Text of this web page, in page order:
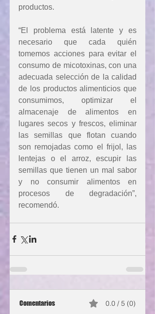
productos.
“El problema está latente y es
necesario que cada quién
tomemos acciones para evitar el
consumo de micotoxinas, con una
adecuada selección de la calidad
de los productos alimenticios que
consumimos, optimizar el
almacenaje de alimentos en
lugares secos y frescos, eliminar
las semillas que flotan cuando
son remojadas como el frijol, las
lentejas o el arroz, escupir las
semillas que tienen un mal sabor
y no consumir alimentos en
procesos de degradación”,
recomendó.
Comentarios 0.0 / 5 (0)